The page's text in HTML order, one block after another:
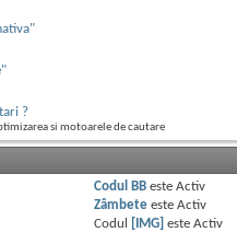
?
si motoarele de cautare
Codul BB esteActiv
Zâmbete esteActiv
Codul
[IMG] esteActiv